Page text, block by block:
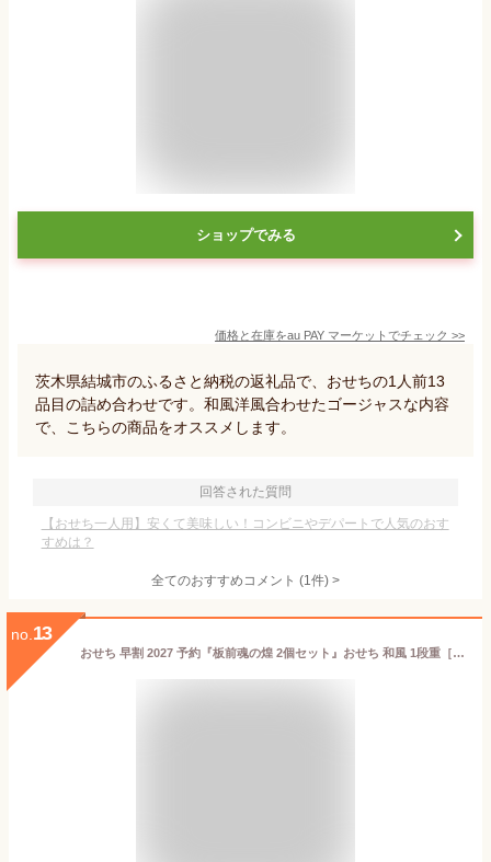
ショップでみる
価格と在庫をau PAY マーケット でチェック >>
茨木県結城市のふるさと納税の返礼品で、おせちの1人前13
品目の詰め合わせです。和風洋風合わせたゴージャスな内容
で、こちらの商品をオススメします。
回答された質問
【おせち一人用】安くて美味しい！コンビニやデパートで人気のおす
すめは？
全てのおすすめコメント (1件) >
no. 13
おせち 早割 2027 予約『板前魂の煌 2個セット』おせち 和風 1段重［24品 各1人前×2個 お節］新春 豪華 毎年完売 おせち料理［おせち 送料無料］2026 お正月 御節料理 冷凍